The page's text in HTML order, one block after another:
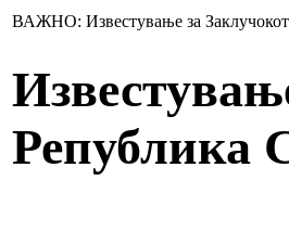
ВАЖНО: Известување за Заклучокот
Република